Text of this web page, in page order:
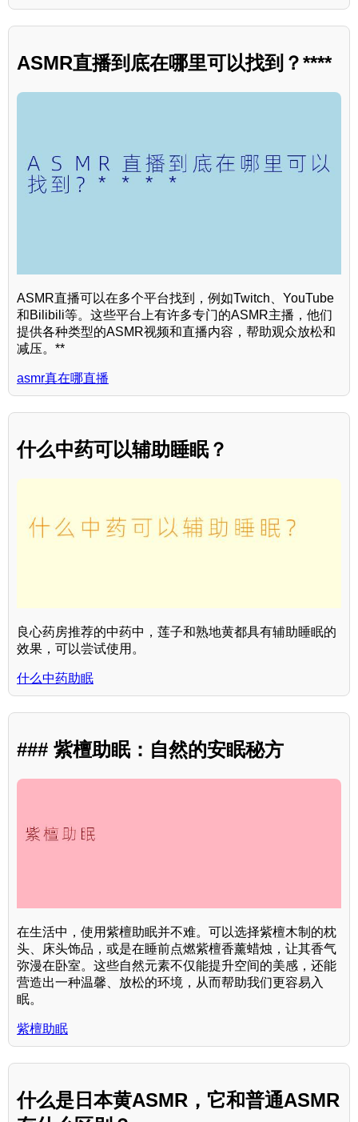
ASMR直播到底在哪里可以找到？****
ASMR直播可以在多个平台找到，例如Twitch、YouTube
和Bilibili等。这些平台上有许多专门的ASMR主播，他们
提供各种类型的ASMR视频和直播内容，帮助观众放松和
减压。**
asmr真在哪直播
什么中药可以辅助睡眠？
良心药房推荐的中药中，莲子和熟地黄都具有辅助睡眠的
效果，可以尝试使用。
什么中药助眠
### 紫檀助眠：自然的安眠秘方
在生活中，使用紫檀助眠并不难。可以选择紫檀木制的枕
头、床头饰品，或是在睡前点燃紫檀香薰蜡烛，让其香气
弥漫在卧室。这些自然元素不仅能提升空间的美感，还能
营造出一种温馨、放松的环境，从而帮助我们更容易入
眠。
紫檀助眠
什么是日本黄ASMR，它和普通ASMR